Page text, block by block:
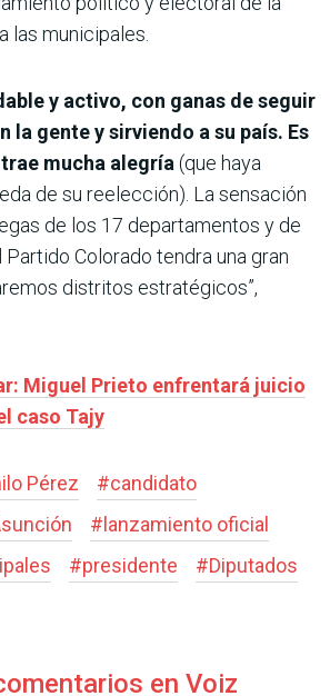
las municipales.
y activo, con ganas de seguir
la gente y sirviendo a su país. Es
mucha alegría (que haya
de su reelección). La sensación
de los 17 departamentos y de
Colorado tendra una gran
distritos estratégicos”,
Miguel Prieto enfrentará juicio
caso Tajy
Pérez #candidato
# lanzamiento oficial
#presidente #Diputados
en Voiz